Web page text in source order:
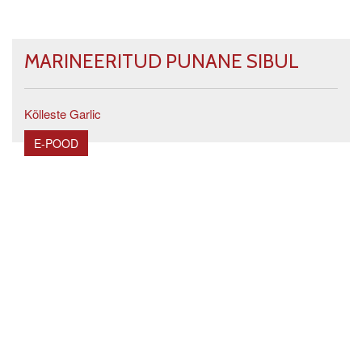
MARINEERITUD PUNANE SIBUL
Kõlleste Garlic
E-POOD